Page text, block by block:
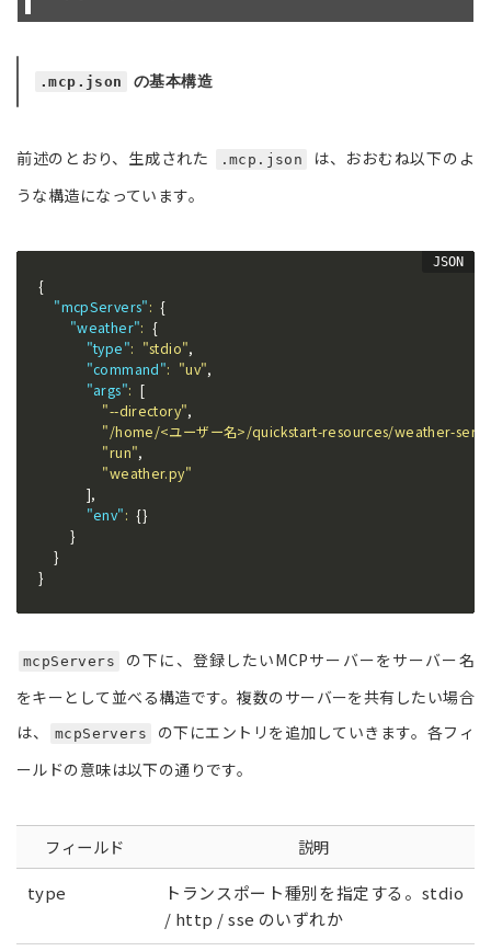
.mcp.json の基本構造
前述のとおり、生成された .mcp.json
は、おおむね以下のよ
うな構造になっています。
{
"mcpServers": {
"weather": {
"type": "stdio",
"command": "uv",
"args": [
"--directory",
"/home/<ユーザー名>/quickstart-resources/weather-
"run",
"weather.py"
],
"env": {}
}
}
}
mcpServers
の下に、登録したいMCPサーバーをサーバー名
をキーとして並べる構造です。複数のサーバーを共有したい場合
は、
mcpServers
の下にエントリを追加していきます。各フィ
ールドの意味は以下の通りです。
フィールド
説明
type
トランスポート種別を指定する。stdio
/ http / sse のいずれか